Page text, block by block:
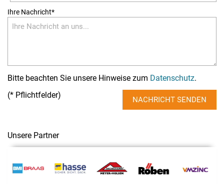
Pflichtfeld
Ihre Nachricht*
Bitte beachten Sie unsere Hinweise zum Datenschutz.
NACHRICHT SENDEN
(* Pflichtfelder)
Unsere Partner